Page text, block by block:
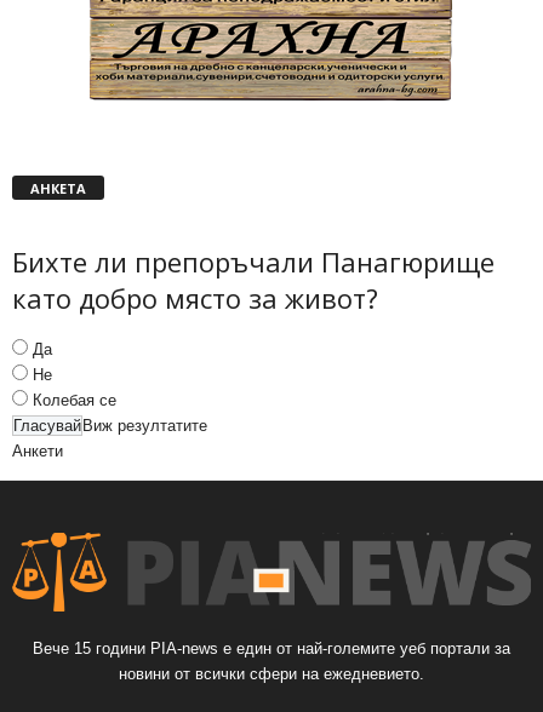
АНКЕТА
Бихте ли препоръчали Панагюрище
като добро място за живот?
Да
Не
Колебая се
Виж резултатите
Анкети
Вече 15 години PIA-news е един от най-големите уеб портали за
новини от всички сфери на ежедневието.